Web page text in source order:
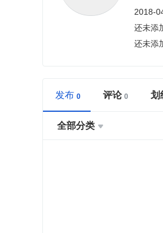
2018-
还未添
还未添
发布 评论 划
全部分类 